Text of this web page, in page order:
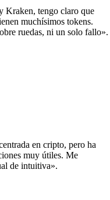
Kraken, tengo claro que
muchísimos tokens.
ruedas, ni un solo fallo».
en cripto, pero ha
muy útiles. Me
de intuitiva».